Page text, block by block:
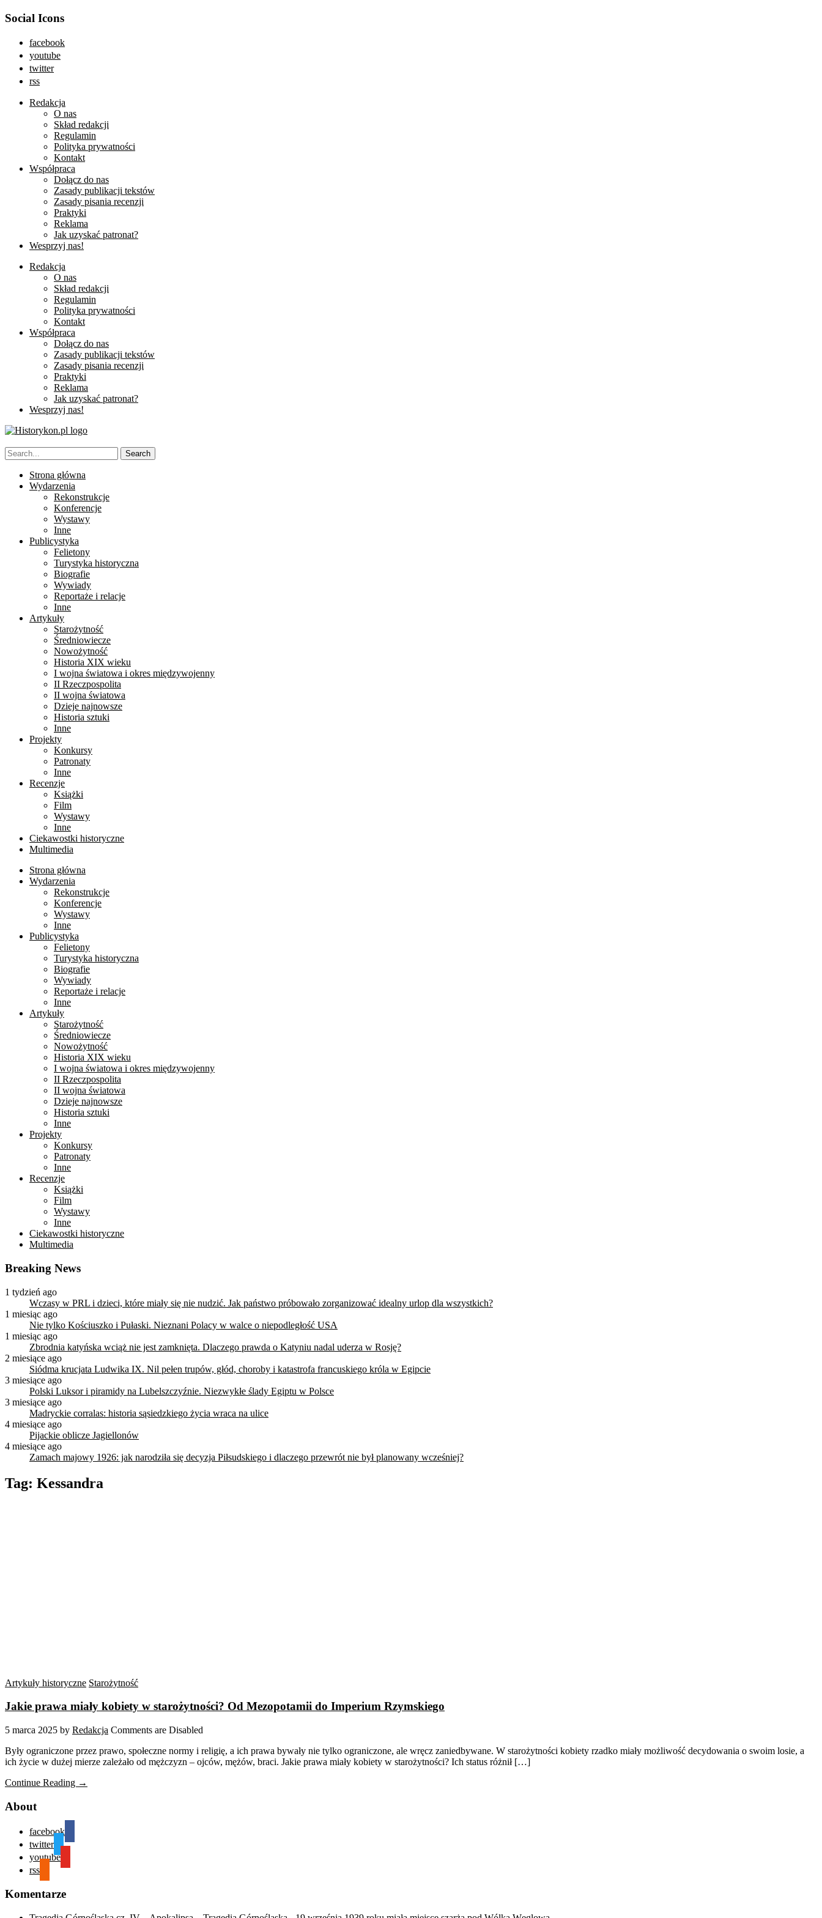
Social Icons
facebook
youtube
twitter
rss
Redakcja
O nas
Skład redakcji
Regulamin
Polityka prywatności
Kontakt
Współpraca
Dołącz do nas
Zasady publikacji tekstów
Zasady pisania recenzji
Praktyki
Reklama
Jak uzyskać patronat?
Wesprzyj nas!
Redakcja
O nas
Skład redakcji
Regulamin
Polityka prywatności
Kontakt
Współpraca
Dołącz do nas
Zasady publikacji tekstów
Zasady pisania recenzji
Praktyki
Reklama
Jak uzyskać patronat?
Wesprzyj nas!
Strona główna
Wydarzenia
Rekonstrukcje
Konferencje
Wystawy
Inne
Publicystyka
Felietony
Turystyka historyczna
Biografie
Wywiady
Reportaże i relacje
Inne
Artykuły
Starożytność
Średniowiecze
Nowożytność
Historia XIX wieku
I wojna światowa i okres międzywojenny
II Rzeczpospolita
II wojna światowa
Dzieje najnowsze
Historia sztuki
Inne
Projekty
Konkursy
Patronaty
Inne
Recenzje
Książki
Film
Wystawy
Inne
Ciekawostki historyczne
Multimedia
Strona główna
Wydarzenia
Rekonstrukcje
Konferencje
Wystawy
Inne
Publicystyka
Felietony
Turystyka historyczna
Biografie
Wywiady
Reportaże i relacje
Inne
Artykuły
Starożytność
Średniowiecze
Nowożytność
Historia XIX wieku
I wojna światowa i okres międzywojenny
II Rzeczpospolita
II wojna światowa
Dzieje najnowsze
Historia sztuki
Inne
Projekty
Konkursy
Patronaty
Inne
Recenzje
Książki
Film
Wystawy
Inne
Ciekawostki historyczne
Multimedia
Breaking News
1 tydzień ago
Wczasy w PRL i dzieci, które miały się nie nudzić. Jak państwo próbowało zorganizować idealny urlop dla wszystkich?
1 miesiąc ago
Nie tylko Kościuszko i Pułaski. Nieznani Polacy w walce o niepodległość USA
1 miesiąc ago
Zbrodnia katyńska wciąż nie jest zamknięta. Dlaczego prawda o Katyniu nadal uderza w Rosję?
2 miesiące ago
Siódma krucjata Ludwika IX. Nil pełen trupów, głód, choroby i katastrofa francuskiego króla w Egipcie
3 miesiące ago
Polski Luksor i piramidy na Lubelszczyźnie. Niezwykłe ślady Egiptu w Polsce
3 miesiące ago
Madryckie corralas: historia sąsiedzkiego życia wraca na ulice
4 miesiące ago
Pijackie oblicze Jagiellonów
4 miesiące ago
Zamach majowy 1926: jak narodziła się decyzja Piłsudskiego i dlaczego przewrót nie był planowany wcześniej?
Tag: Kessandra
Artykuły historyczne Starożytność
Jakie prawa miały kobiety w starożytności? Od Mezopotamii do Imperium Rzymskiego
5 marca 2025 by Redakcja Comments are Disabled
Były ograniczone przez prawo, społeczne normy i religię, a ich prawa bywały nie tylko ograniczone, ale wręcz zaniedbywane. W starożytności kobiety rzadko miały możliwość decydowania o swoim losie, a
ich życie w dużej mierze zależało od mężczyzn – ojców, mężów, braci. Jakie prawa miały kobiety w starożytności? Ich status różnił […]
Continue Reading →
About
facebook
twitter
youtube
rss
Komentarze